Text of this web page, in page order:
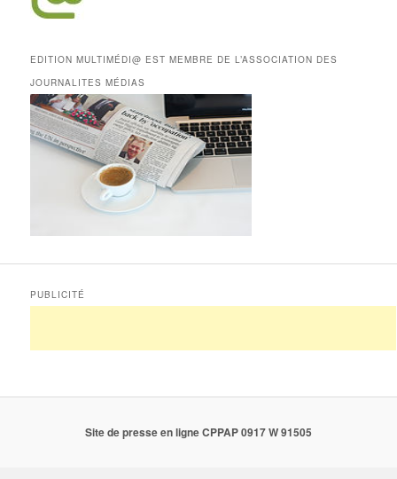
EDITION MULTIMÉDI@ EST MEMBRE DE L’ASSOCIATION DES
JOURNALITES MÉDIAS
PUBLICITÉ
Site de presse en ligne CPPAP 0917 W 91505